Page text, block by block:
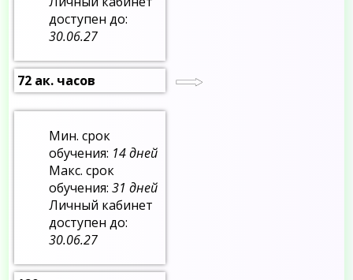
доступен до:
30.06.27
72 ак. часов
Мин. срок
обучения: 14 дней
Макс. срок
обучения:31 дней
Личный кабинет
доступен до:
30.06.27